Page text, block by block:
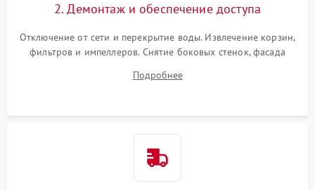
2. Демонтаж и обеспечение доступа
Отключение от сети и перекрытие воды. Извлечение корзин,
фильтров и импеллеров. Снятие боковых стенок, фасада
циркуляционному насосу, ТЭНу и сливной помпе.
Подробнее